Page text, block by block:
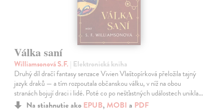
Válka saní
Williamsonová S.F. | Elektronická kniha
Druhý díl dračí fantasy senzace Vivien Vlaštopírková přeložila tajný
jazyk draků — a tím rozpoutala občanskou válku, v níž na obou
stranách bojují draci i lidé. Poté co po nešťastných událostech unikla…
Na stiahnutie ako EPUB, MOBI a PDF